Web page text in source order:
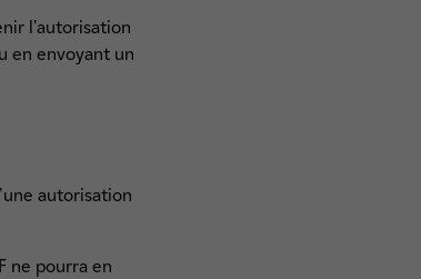
l'autorisation
en envoyant un
autorisation
ne pourra en